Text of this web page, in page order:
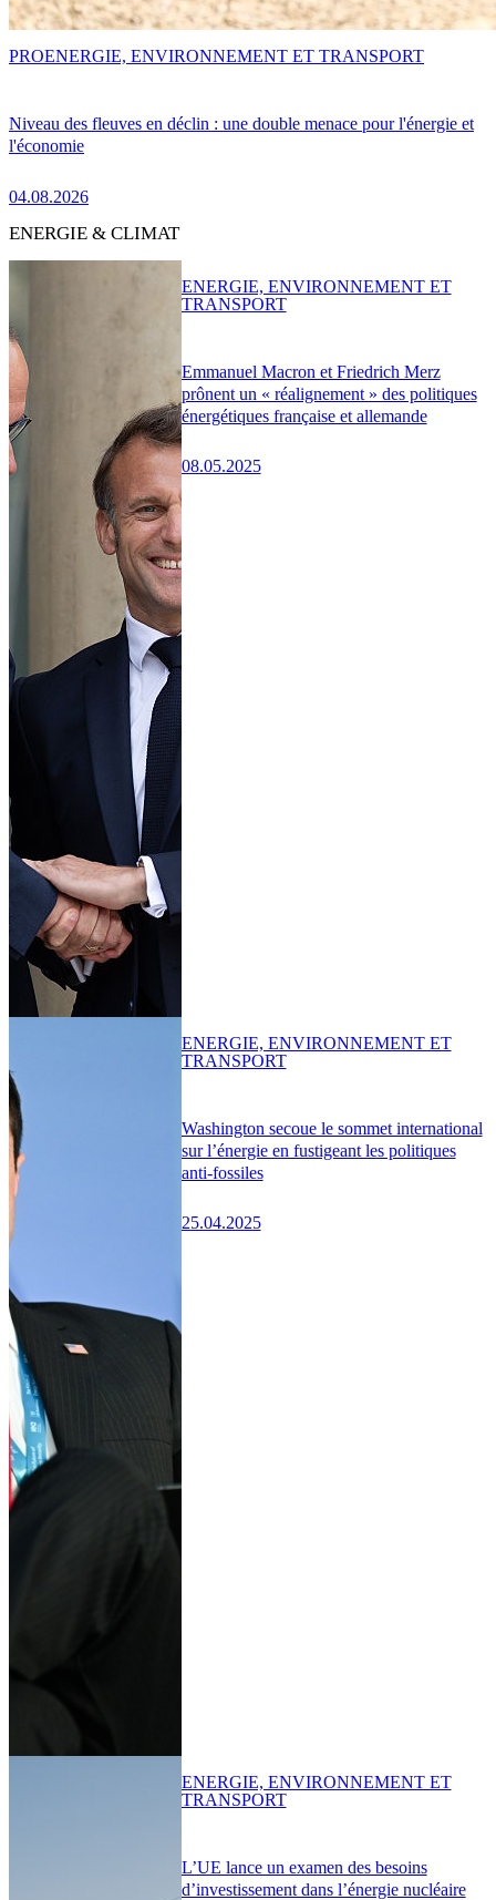
Niveau des fleuves en déclin : une double menace pour l'énergie et
l'économie
04.08.2026
PROENERGIE, ENVIRONNEMENT ET TRANSPORT
ENERGIE & CLIMAT
Emmanuel Macron et Friedrich Merz
prônent un « réalignement » des politiques
énergétiques française et allemande
08.05.2025
ENERGIE, ENVIRONNEMENT ET
TRANSPORT
Washington secoue le sommet international
sur l’énergie en fustigeant les politiques
anti-fossiles
25.04.2025
ENERGIE, ENVIRONNEMENT ET
TRANSPORT
L’UE lance un examen des besoins
d’investissement dans l’énergie nucléaire
ENERGIE, ENVIRONNEMENT ET
TRANSPORT